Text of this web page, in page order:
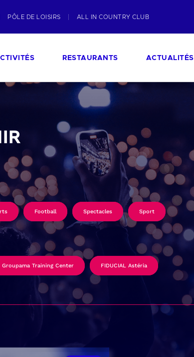
PÔLE DE LOISIRS ALL IN COUNTRY CLUB
RESTAURANTS ACTUALITÉS
Football Spectacles Sport
Groupama Training Center FIDUCIAL Astéria